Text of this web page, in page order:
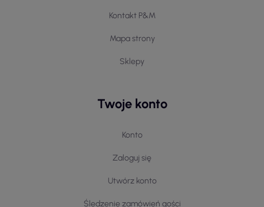
Kontakt P&M
Mapa strony
Sklepy
Twoje konto
Konto
Zaloguj się
Utwórz konto
Śledzenie zamówień gości